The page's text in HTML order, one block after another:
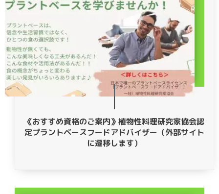
《おすすめ資格のご案内》植物性料理研究家協会認
定プラントベースフードアドバイザー（外部サイト
に遷移します）